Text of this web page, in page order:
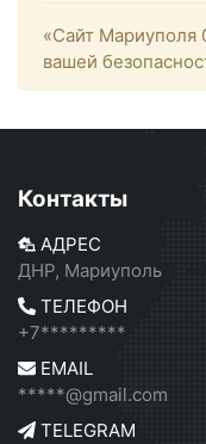
«Сайт Мариуполя
вашей
Контакты
АДРЕС
ДНР, Мариуполь
ТЕЛЕФОН
+7*********
EMAIL
*****@gmail.com
TELEGRAM